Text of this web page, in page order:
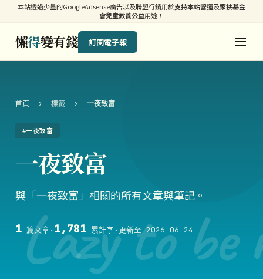
本站透過少量的GoogleAdsense廣告以及聯盟行銷用於支持本站營運及家扶基金
會兒童教養公益用途！
懶得變有錢 訂閱電子報
Lazy to be
首頁 › 標籤 › 一夜致富
#一夜致富
一夜致富
與「一夜致富」相關的所有文章與筆記。
1篇文章· 1,781累計字 ·更新至 2026-06-24